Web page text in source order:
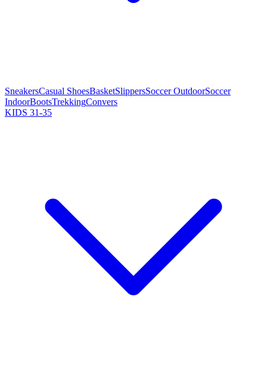
SneakersCasual ShoesBasketSlippersSoccer OutdoorSoccer
IndoorBootsTrekkingConvers
KIDS 31-35